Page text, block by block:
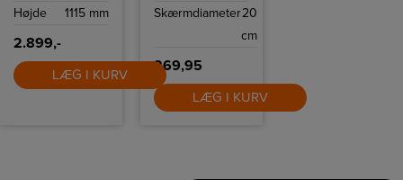
Højde
1115 mm
2.899,-
LÆG I KURV
Skærmdiameter20
cm
269,95
LÆG I KURV